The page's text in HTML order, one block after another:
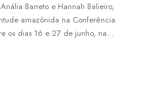
Barreto e Hannah Balieiro,
amazônida na Conferência
os dias 16 e 27 de junho, na...